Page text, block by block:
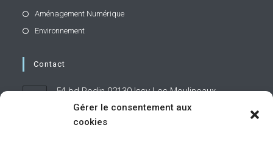
Gérer le consentement aux
cookies
Aménagement Numérique
Environnement
Contact
54 bd Rodin 92130 Issy-Les-Moulineaux
01 71 19 95 60